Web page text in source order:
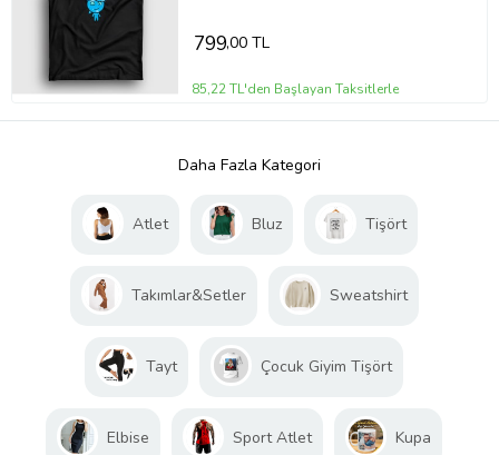
799,00 TL
85,22 TL'den Başlayan Taksitlerle
Daha Fazla Kategori
Atlet Bluz Tişört
Takımlar&Setler Sweatshirt
Tayt Çocuk Giyim Tişört
Elbise Sport Atlet Kupa